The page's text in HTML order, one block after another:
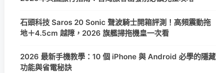
石頭科技 Saros 20 Sonic 聲波騎士開箱評測！高頻震動拖
地＋4.5cm 越障，2026 旗艦掃拖機皇一次看
2026 最新手機教學：10 個 iPhone 與 Android 必學的隱藏
功能與省電秘訣